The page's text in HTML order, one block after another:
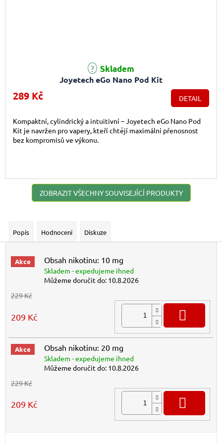
Joyetech eGo Nano Pod Kit
Průměrné hodnocení produktu je 5,0 z 5 hvězdiček.
Skladem
289 Kč DETAIL
Kompaktní, cylindrický a intuitivní – Joyetech eGo Nano Pod
Kit je navržen pro vapery, kteří chtějí maximální přenosnost
bez kompromisů ve výkonu.
ZOBRAZIT VŠECHNY SOUVISEJÍCÍ PRODUKTY
Popis Hodnocení Diskuze
Akce Obsah nikotinu: 10 mg
Skladem - expedujeme ihned
Můžeme doručit do: 10.8.2026
229 Kč
209 Kč
Akce Obsah nikotinu: 20 mg
Skladem - expedujeme ihned
Můžeme doručit do: 10.8.2026
229 Kč
209 Kč